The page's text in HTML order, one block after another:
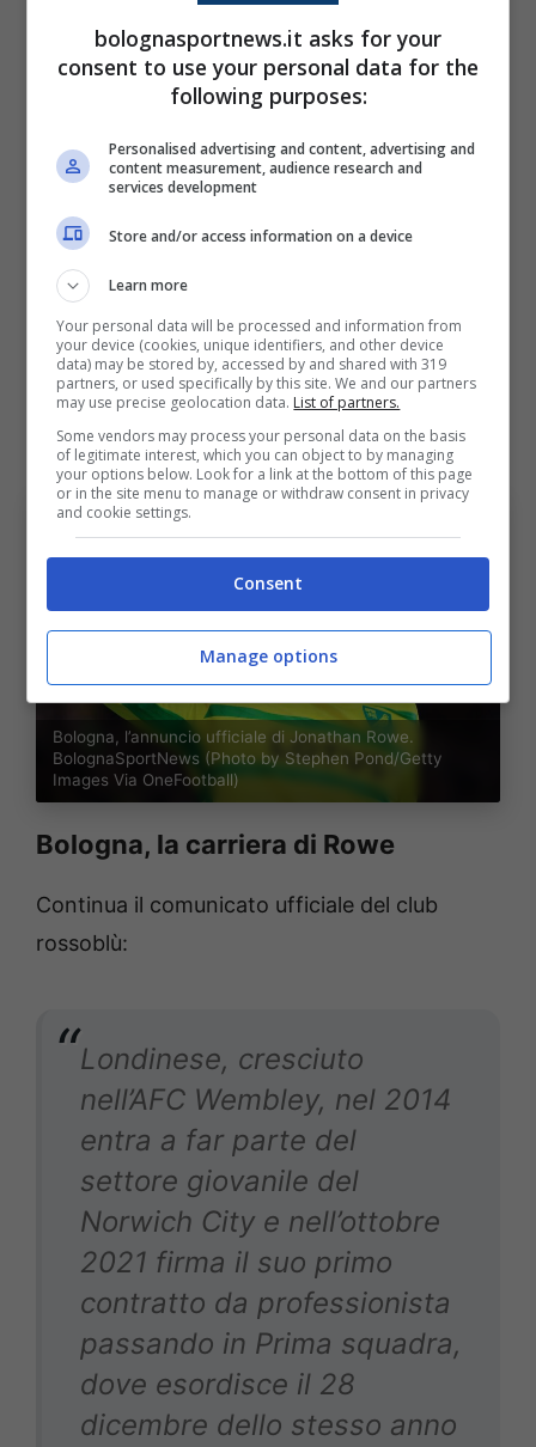
gli permette di districarsi
bene fra i difensori
avversari, caratteristica
utile per quando si trova
dentro o nei dintorni
dell’area di rigore. Rowe è
un giocatore versatile, in
grado di agire su entrambe
le fasce e di andare al tiro
anche con il mancino.
Bologna, l’annuncio ufficiale di Jonathan Rowe.
BolognaSportNews (Photo by Stephen Pond/Getty
Images Via OneFootball)
Bologna, la carriera di Rowe
Continua il comunicato ufficiale del club
rossoblù:
Londinese, cresciuto
nell’AFC Wembley, nel 2014
entra a far parte del
settore giovanile del
Norwich City e nell’ottobre
2021 firma il suo primo
contratto da professionista
passando in Prima squadra,
dove esordisce il 28
dicembre dello stesso anno
bolognasportnews.it asks for your
consent to use your personal data for the
following purposes:
Personalised advertising and content, advertising and
content measurement, audience research and
services development
Store and/or access information on a device
Learn more
Your personal data will be processed and information from
your device (cookies, unique identifiers, and other device
data) may be stored by, accessed by and shared with 319
partners, or used specifically by this site. We and our partners
may use precise geolocation data. List of partners.
Some vendors may process your personal data on the basis
of legitimate interest, which you can object to by managing
your options below. Look for a link at the bottom of this page
or in the site menu to manage or withdraw consent in privacy
and cookie settings.
Consent
Manage options